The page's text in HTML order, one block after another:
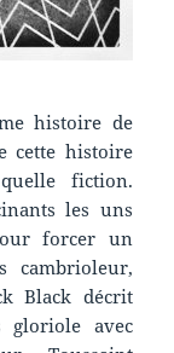
histoire de
cette histoire
fiction.
les uns
forcer un
cambrioleur,
Black décrit
gloriole avec